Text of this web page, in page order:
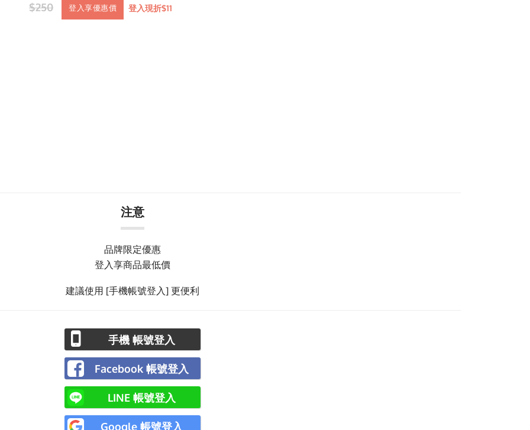
$250 登入享優惠價 登入現折$11
注意
品牌限定優惠
登入享商品最低價
建議使用 [手機帳號登入] 更便利
手機 帳號登入
Facebook 帳號登入
LINE 帳號登入
Google 帳號登入